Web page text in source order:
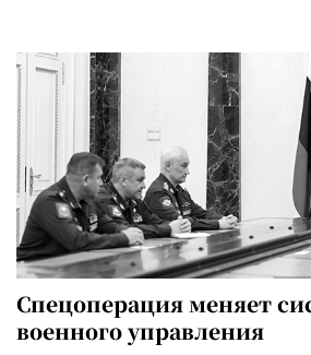
Спецоперация меняет
военного управления